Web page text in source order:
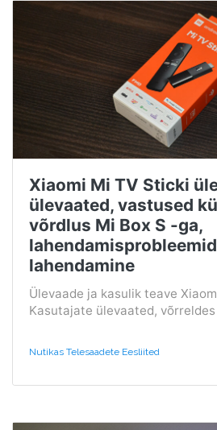
Xiaomi Mi TV Sticki
ülevaated, vastused
võrdlus Mi Box S -ga,
lahendamine
Ülevaade ja kasulik teave
Kasutajate ülevaated,
Nutikas Telesaadete Eesliited